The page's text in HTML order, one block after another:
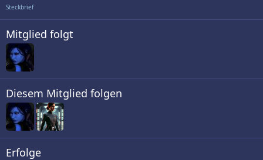
Steckbrief
Mitglied folgt
Diesem Mitglied folgen
Erfolge